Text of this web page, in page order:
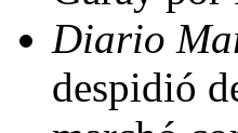
Diario
despidió